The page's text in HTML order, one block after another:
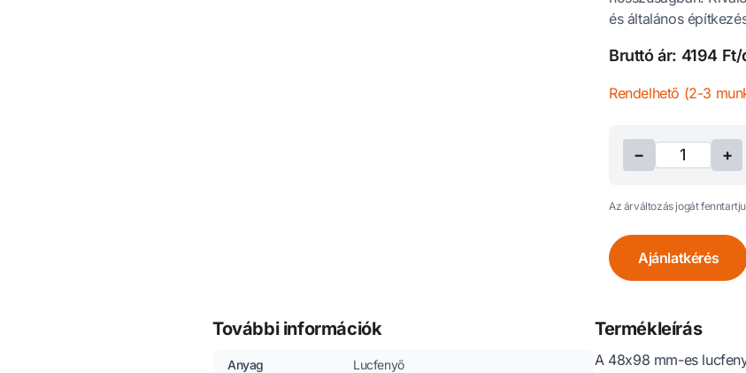
és általános
Bruttó ár: 4194 Ft/
Rendelhető (2-3
− +
Az árváltozás jogát
Ajánlatkérés
További információk
Anyag Lucfenyő
Termékleírás
A 48x98 mm-es